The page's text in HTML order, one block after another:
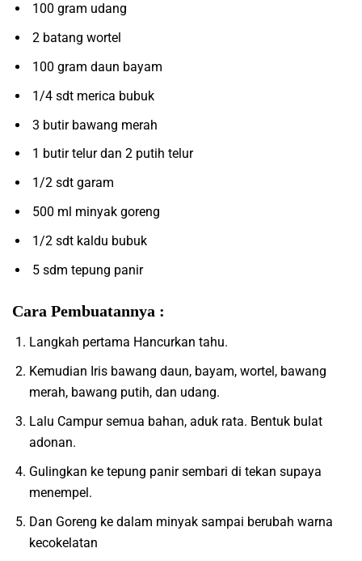
100 gram udang
2 batang wortel
100 gram daun bayam
1/4 sdt merica bubuk
3 butir bawang merah
1 butir telur dan 2 putih telur
1/2 sdt garam
500 ml minyak goreng
1/2 sdt kaldu bubuk
5 sdm tepung panir
Cara Pembuatannya :
Langkah pertama Hancurkan tahu.
Kemudian Iris bawang daun, bayam, wortel, bawang
merah, bawang putih, dan udang.
Lalu Campur semua bahan, aduk rata. Bentuk bulat
adonan.
Gulingkan ke tepung panir sembari di tekan supaya
menempel.
Dan Goreng ke dalam minyak sampai berubah warna
kecokelatan